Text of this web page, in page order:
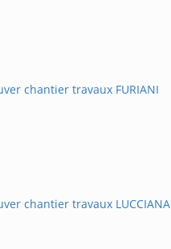
chantier travaux FURIANI
chantier travaux LUCCIANA